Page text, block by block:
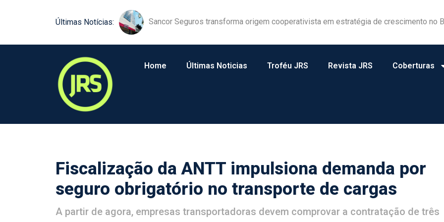
Últimas Notícias: Sancor Seguros transforma origem cooperativista em estratégia de crescimento no
Comunicação próxima e atuação consistente rendem homenagens ao JRS
Home Últimas Noticias Troféu JRS Revista JRS Coberturas
Fiscalização da ANTT impulsiona demanda por
seguro obrigatório no transporte de cargas
A partir de agora, empresas transportadoras devem comprovar a contratação de três